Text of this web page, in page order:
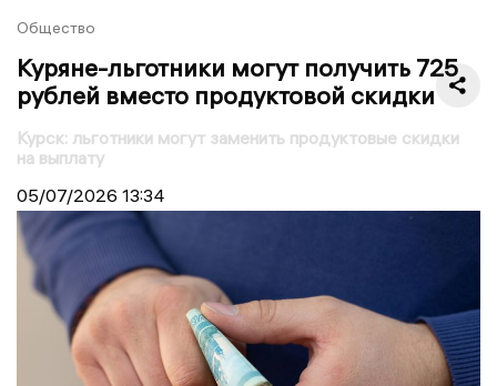
Общество
Куряне-льготники могут получить 725
рублей вместо продуктовой скидки
Курск: льготники могут заменить продуктовые скидки
на выплату
05/07/2026 13:34